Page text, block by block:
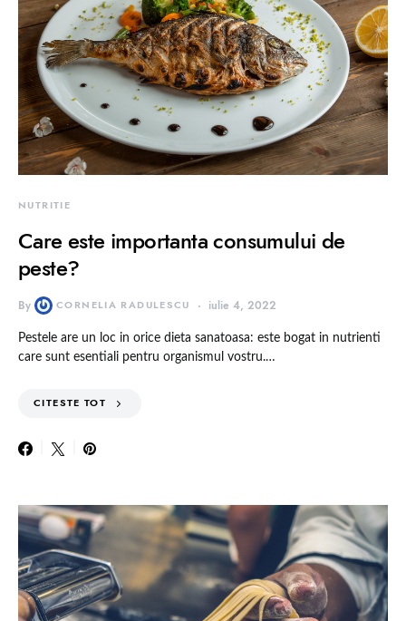
NUTRITIE
Care este importanta consumului de
peste?
By CORNELIA RADULESCU iulie 4, 2022
Pestele are un loc in orice dieta sanatoasa: este bogat in nutrienti
care sunt esentiali pentru organismul vostru.…
CITESTE TOT